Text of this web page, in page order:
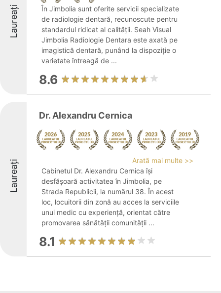
Laureați
În Jimbolia sunt oferite servicii specializate
de radiologie dentară, recunoscute pentru
standardul ridicat al calității. Seah Visual
Jimbolia Radiologie Dentara este axată pe
imagistică dentară, punând la dispoziție o
varietate întreagă de ...
8.6
Laureați
Dr. Alexandru Cernica
Arată mai multe >>
Cabinetul Dr. Alexandru Cernica își
desfășoară activitatea în Jimbolia, pe
Strada Republicii, la numărul 38. În acest
loc, locuitorii din zonă au acces la serviciile
unui medic cu experiență, orientat către
promovarea sănătății comunității ...
8.1